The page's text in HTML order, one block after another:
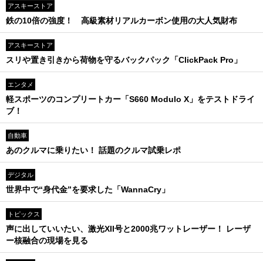
アスキーストア
鉄の10倍の強度！ 高級素材リアルカーボン使用の大人気財布
アスキーストア
スリや置き引きから荷物を守るバックパック「ClickPack Pro」
エンタメ
軽スポーツのコンプリートカー「S660 Modulo X」をテストドライ
ブ！
自動車
あのクルマに乗りたい！ 話題のクルマ試乗レポ
デジタル
世界中で“身代金”を要求した「WannaCry」
トピックス
声に出していいたい、激光XII号と2000兆ワットレーザー！ レーザ
ー核融合の現場を見る